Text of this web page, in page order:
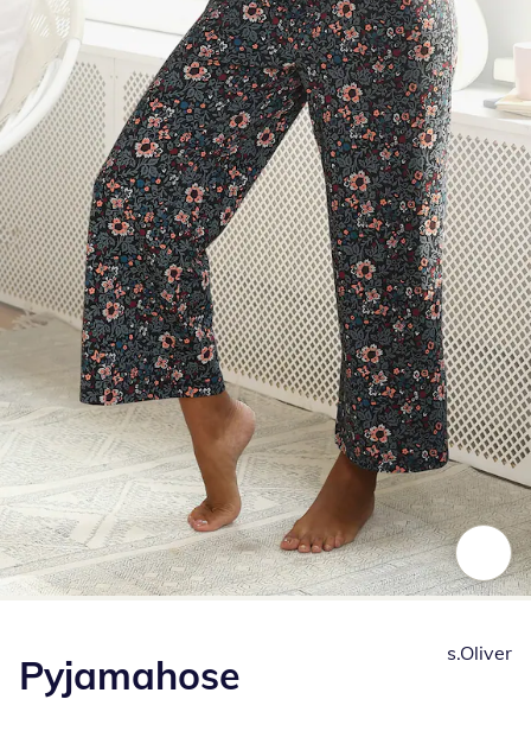
Pyjamahose s.Oliver